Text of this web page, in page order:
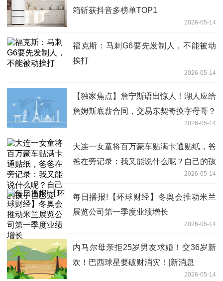
箱斩获抖音多榜单TOP1
2026-05-14
福克斯：马刺G6要先发制人，不能被动
挨打
2026-05-14
【独家焦点】詹宁斯语出惊人！湖人应给
詹姆斯底薪合同，交易东契奇换字母哥？
2026-05-14
大连一女童将百万豪车贴满卡通贴纸，爸
爸在旁记录：我又能说什么呢？自己的孩
2026-05-14
每日播报!【环球财经】冬奥会推动米兰
展览公司第一季度业绩增长
2026-05-14
内马尔母亲拒25岁男友求婚！交36岁新
欢！巴西球星要破财消灾！|新消息
2026-05-14